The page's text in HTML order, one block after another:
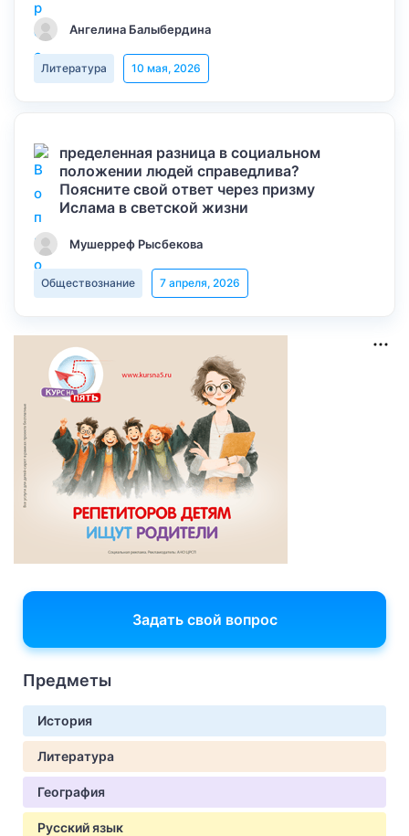
Ангелина Балыбердина
Литература 10 мая, 2026
пределенная разница в социальном
положении людей справедлива?
Поясните свой ответ через призму
Ислама в светской жизни
Мушерреф Рысбекова
Обществознание 7 апреля, 2026
Задать свой вопрос
Предметы
История
Литература
География
Русский язык